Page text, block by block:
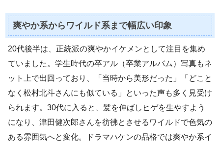
爽やか系からワイルド系まで幅広い印象
20代後半は、正統派の爽やかイケメンとして注目を集め
ていました。学生時代の卒アル（卒業アルバム）写真もネ
ット上で出回っており、「当時から美形だった」「どこと
なく松村北斗さんにも似ている」といった声も多く見受け
られます。30代に入ると、髪を伸ばしヒゲを生やすよう
になり、津田健次郎さんを彷彿とさせるワイルドで色気の
ある雰囲気へと変化。ドラマハケンの品格では爽やか系イ